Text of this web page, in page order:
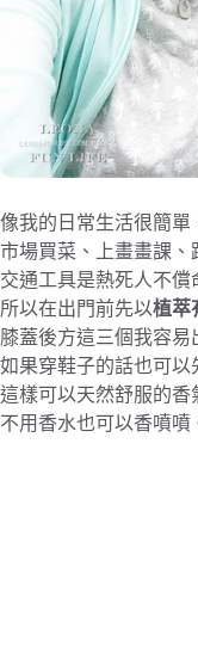
像我的日常生活很簡單
市場買菜、上畫畫課、
交通工具是熱死人不償
所以在出門前先以植萃
膝蓋後方這三個我容易
如果穿鞋子的話也可以
這樣可以天然舒服的香
不用香水也可以香噴噴